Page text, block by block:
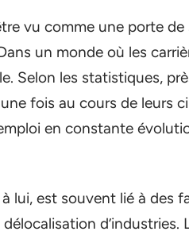
vu comme une porte
un monde où les
Selon les statistiques,
fois au cours de leurs
en constante
lui, est souvent lié à des